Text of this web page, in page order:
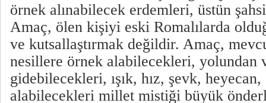
örnek alınabilecek erdemleri, üstün
Amaç, ölen kişiyi eski Romalılarda
ve kutsallaştırmak değildir. Amaç,
nesillere örnek alabilecekleri, yolundan
gidebilecekleri, ışık, hız, şevk,
alabilecekleri millet mistiği büyük